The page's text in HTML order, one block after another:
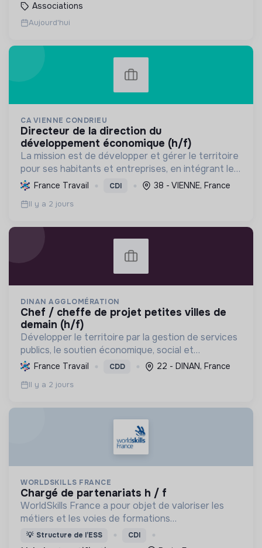
Associations
Aujourd'hui
CA VIENNE CONDRIEU
directeur de la direction du
développement économique (h/f)
La mission est de développer et gérer le territoire
pour ses habitants et entreprises, en intégrant le
développement économique, l'environnement et
l'action sociale, avec un fort engagement pour la
tr...
France Travail CDI 38 - VIENNE, France
Il y a 2 jours
DINAN AGGLOMÉRATION
chef / cheffe de projet petites villes de
demain (h/f)
Développer le territoire par la gestion de services
publics, le soutien économique, social et
écologique, et la revitalisation des villes pour une
meilleure qualité de vie et un avenir durable.
France Travail CDD 22 - DINAN, France
Il y a 2 jours
WORLDSKILLS FRANCE
chargé de partenariats h / f
WorldSkills France a pour objet de valoriser les
métiers et les voies de formations
professionnelles d'environs 65 métiers (en
majorité manuels), à travers des compétitions
💡 Structure de l’ESS CDI